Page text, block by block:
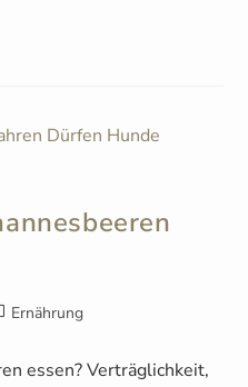
Ernährung
essen? Verträglichkeit,